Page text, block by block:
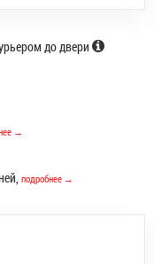
до двери
→
подробнее →